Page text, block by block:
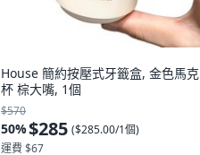
House 簡約按壓式牙籤盒, 金色馬克
杯 棕大嘴, 1個
$570
50%$285 ($285.00/1個)
運費 $67